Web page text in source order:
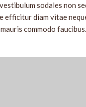
sodales non
efficitur diam vitae
commodo